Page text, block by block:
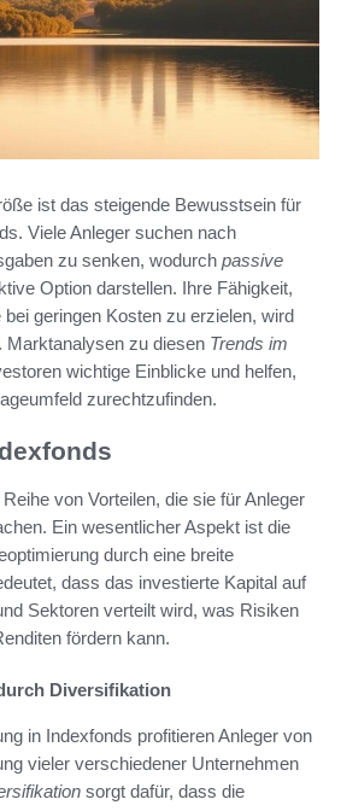
ist das steigende Bewusstsein für
Viele Anleger suchen nach
zu senken, wodurch passive
Option darstellen. Ihre Fähigkeit,
geringen Kosten zu erzielen, wird
zu diesen Trends im
wichtige Einblicke und helfen,
zurechtzufinden.
von Vorteilen, die sie für Anleger
Ein wesentlicher Aspekt ist die
durch eine breite
dass das investierte Kapital auf
Sektoren verteilt wird, was Risiken
fördern kann.
Diversifikation
in Indexfonds profitieren Anleger von
vieler verschiedener Unternehmen
sorgt dafür, dass die